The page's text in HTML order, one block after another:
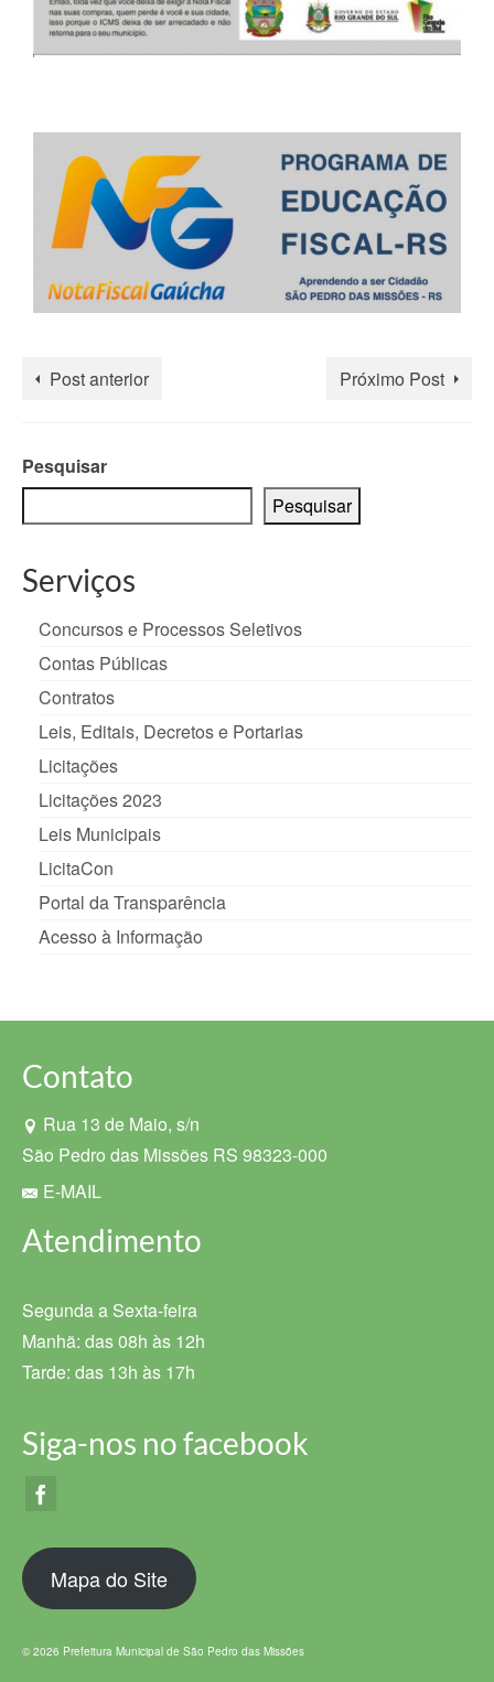
Post anterior Próximo Post
Pesquisar
Pesquisar
Serviços
Concursos e Processos Seletivos
Contas Públicas
Contratos
Leis, Editais, Decretos e Portarias
Licitações
Licitações 2023
Leis Municipais
LicitaCon
Portal da Transparência
Acesso à Informação
Contato
Rua 13 de Maio, s/n
São Pedro das Missões RS 98323-000
E-MAIL
Atendimento
Segunda a Sexta-feira
Manhã: das 08h às 12h
Tarde: das 13h às 17h
Siga-nos no facebook
Mapa do Site
© 2026 Prefeitura Municipal de São Pedro das Missões